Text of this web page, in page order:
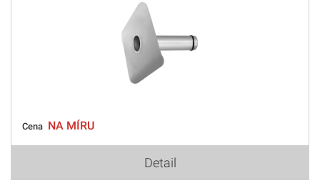
Cena NA MÍRU
Detail